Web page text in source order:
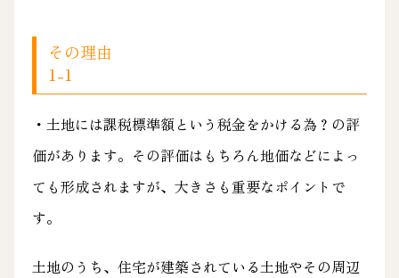
その理由
1-1
・土地には課税標準額という税金をかける為？の評
価があります。その評価はもちろん地価などによっ
ても形成されますが、大きさも重要なポイントで
す。
土地のうち、住宅が建築されている土地やその周辺